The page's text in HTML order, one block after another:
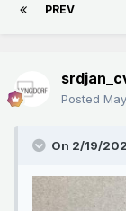
PREV
Posted
On 2/19/